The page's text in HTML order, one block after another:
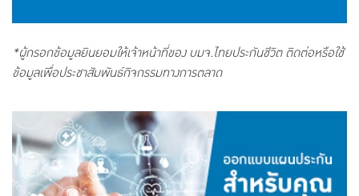
*ผู้กรอกข้อมูลยินยอมให้เจ้าหน้าที่ของ บมจ.ไทยประกันชีวิต ติดต่อหรือใช้
ข้อมูลเพื่อประชาสัมพันธ์กิจกรรมทางการตลาด